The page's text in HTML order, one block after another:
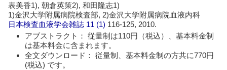
表美香1), 朝倉英策2), 和田隆志1)
1)金沢大学附属病院検査部, 2)金沢大学附属病院血液内科
日本検査血液学会雑誌 11 (1) 116-125, 2010.
アブストラクト： 従量制は110円（税込）、基本料金制
は基本料金に含まれます。
全文ダウンロード： 従量制、基本料金制の方共に770円
(税込) です。